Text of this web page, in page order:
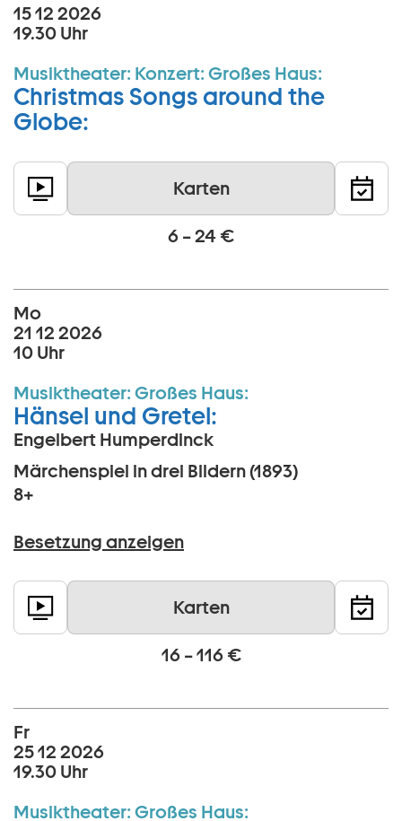
15 12 2026
19.30 Uhr
Musiktheater: Konzert: Großes Haus:
Christmas Songs around the
Globe:
Karten
6 – 24 €
Mo
21 12 2026
10 Uhr
Musiktheater: Großes Haus:
Hänsel und Gretel:
Engelbert Humperdinck
Märchenspiel in drei Bildern (1893)
8+
Besetzung anzeigen
Karten
16 – 116 €
Fr
25 12 2026
19.30 Uhr
Musiktheater: Großes Haus: